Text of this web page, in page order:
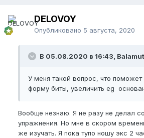
DELOVOY
Опубликовано 5 августа, 2020
В 05.08.2020 в 16:43, Balamut
У меня такой вопрос, что поможет
форму биты, увеличить eg
Вообще незнаю. Я не разу не делал
упражнения. Но мне в скором
же изучать. Я пока тупо ношу экс 2